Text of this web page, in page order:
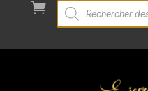

Recherche
de